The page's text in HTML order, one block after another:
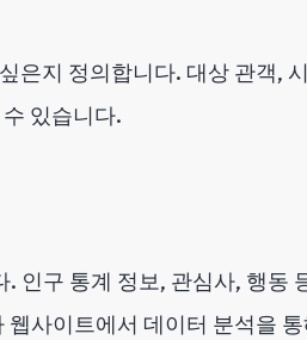
은지 정의합니다. 대상 관객,
있습니다.
인구 통계 정보, 관심사, 행동
사이트에서 데이터 분석을